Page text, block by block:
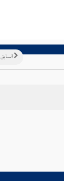
السابق